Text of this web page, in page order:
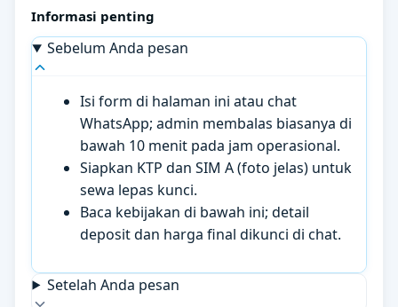
Informasi penting
Sebelum Anda pesan
Isi form di halaman ini atau chat
WhatsApp; admin membalas biasanya di
bawah 10 menit pada jam operasional.
Siapkan KTP dan SIM A (foto jelas) untuk
sewa lepas kunci.
Baca kebijakan di bawah ini; detail
deposit dan harga final dikunci di chat.
Setelah Anda pesan